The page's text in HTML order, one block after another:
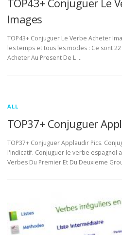
TOP43+ Conjuguer Le
Images
TOP43+ Conjuguer Le Verbe Acheter
les temps et tous les modes : Ce sont
Acheter Au Present De L …
ALL
TOP37+ Conjuguer
TOP37+ Conjuguer Applaudir Pics.
l'indicatif. Conjuguer le verbe espagnol
Verbes Du Premier Et Du Deuxieme